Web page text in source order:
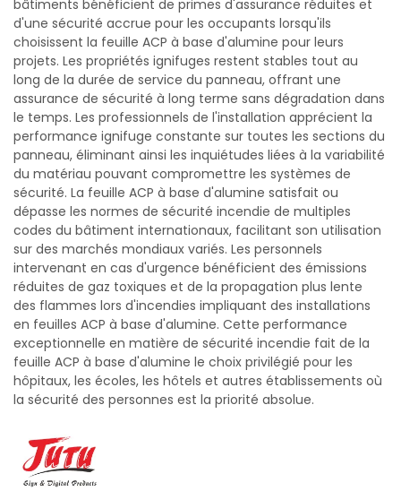
bâtiments bénéficient de primes d'assurance réduites et
d'une sécurité accrue pour les occupants lorsqu'ils
choisissent la feuille ACP à base d'alumine pour leurs
projets. Les propriétés ignifuges restent stables tout au
long de la durée de service du panneau, offrant une
assurance de sécurité à long terme sans dégradation dans
le temps. Les professionnels de l'installation apprécient la
performance ignifuge constante sur toutes les sections du
panneau, éliminant ainsi les inquiétudes liées à la variabilité
du matériau pouvant compromettre les systèmes de
sécurité. La feuille ACP à base d'alumine satisfait ou
dépasse les normes de sécurité incendie de multiples
codes du bâtiment internationaux, facilitant son utilisation
sur des marchés mondiaux variés. Les personnels
intervenant en cas d'urgence bénéficient des émissions
réduites de gaz toxiques et de la propagation plus lente
des flammes lors d'incendies impliquant des installations
en feuilles ACP à base d'alumine. Cette performance
exceptionnelle en matière de sécurité incendie fait de la
feuille ACP à base d'alumine le choix privilégié pour les
hôpitaux, les écoles, les hôtels et autres établissements où
la sécurité des personnes est la priorité absolue.